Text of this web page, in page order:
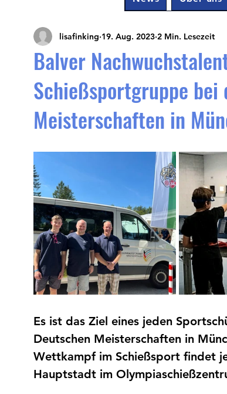
Balver
Schießsportgruppe bei
Meisterschaften in
lisafinking 19. Aug. 2023 2 Min. Lesezeit
Es ist das Ziel eines jeden
Deutschen Meisterschaften in
Wettkampf im Schießsport findet
Hauptstadt im